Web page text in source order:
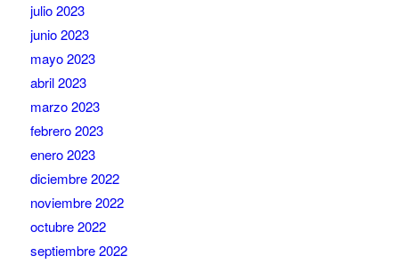
julio 2023
junio 2023
mayo 2023
abril 2023
marzo 2023
febrero 2023
enero 2023
diciembre 2022
noviembre 2022
octubre 2022
septiembre 2022